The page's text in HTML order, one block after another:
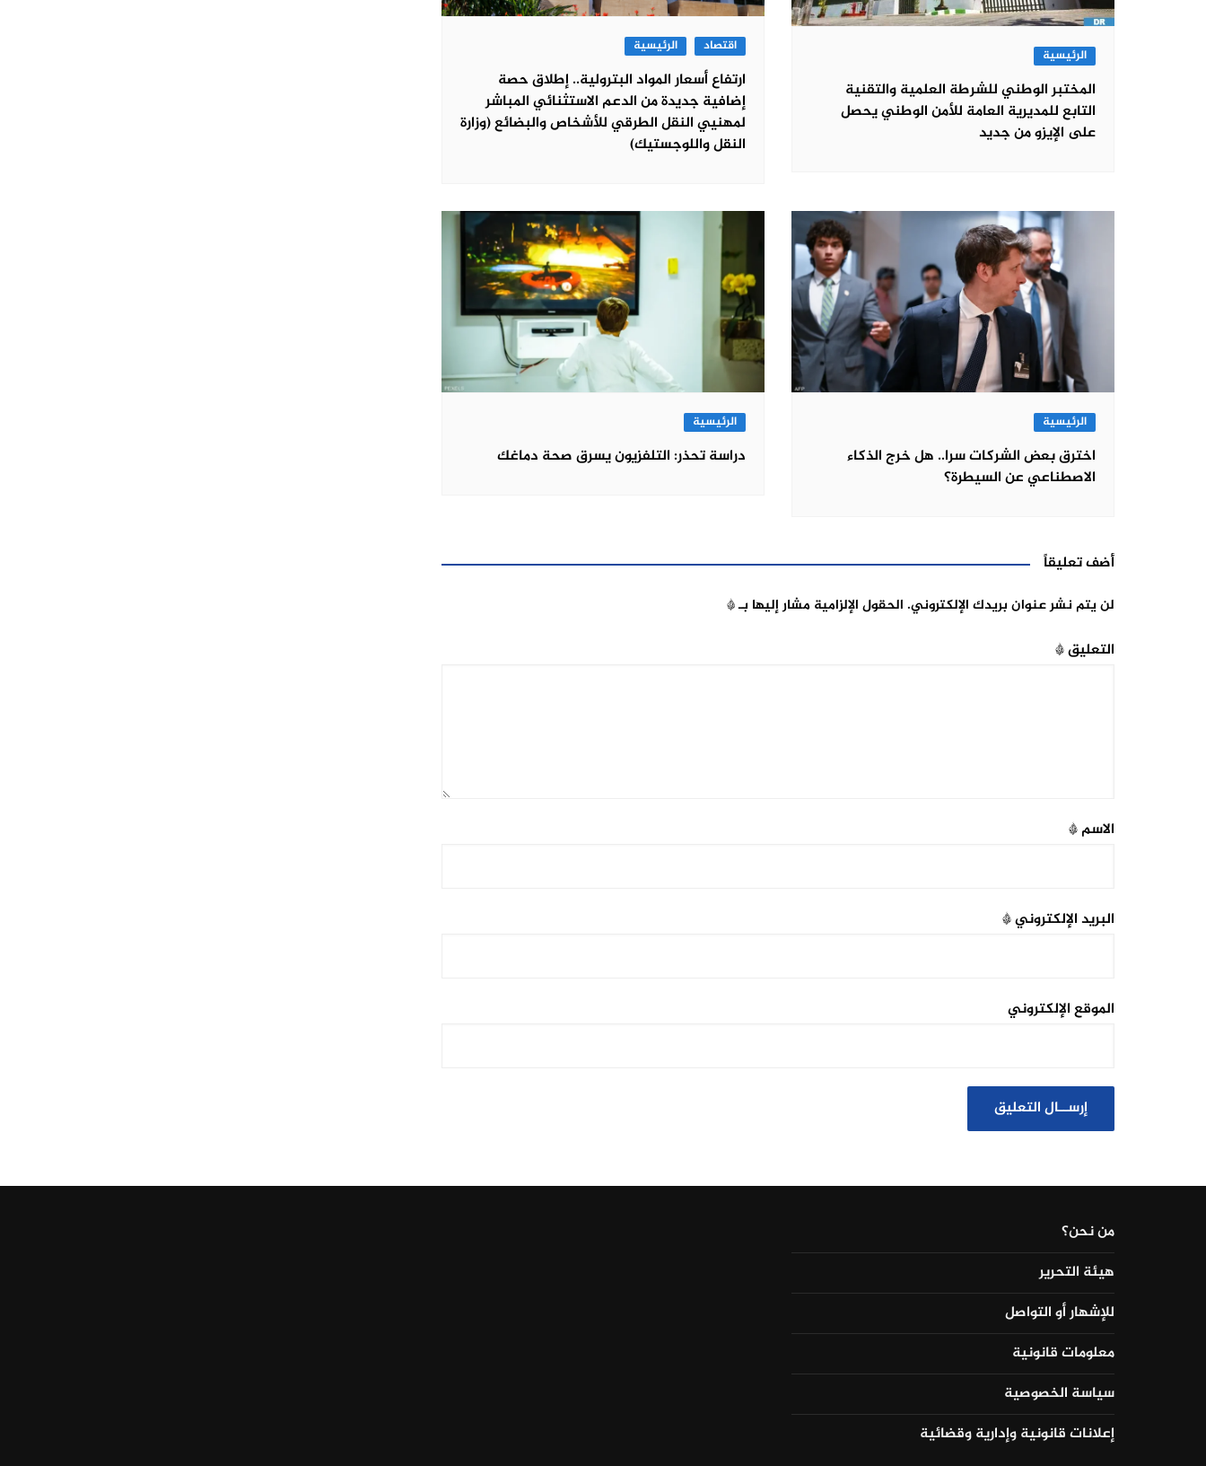
الرئيسية
المختبر الوطني للشرطة العلمية والتقنية
التابع للمديرية العامة للأمن الوطني يحصل
على الإيزو من جديد
اقتصاد الرئيسية
ارتفاع أسعار المواد البترولية.. إطلاق حصة
إضافية جديدة من الدعم الاستثنائي المباشر
لمهنيي النقل الطرقي للأشخاص والبضائع (وزارة
النقل واللوجستيك)
الرئيسية
اخترق بعض الشركات سرا.. هل خرج الذكاء
الاصطناعي عن السيطرة؟
الرئيسية
دراسة تحذر: التلفزيون يسرق صحة دماغك
أضف تعليقاً
لن يتم نشر عنوان بريدك الإلكتروني. الحقول الإلزامية مشار إليها بـ*
التعليق*
الاسم*
البريد الإلكتروني*
الموقع الإلكتروني
من نحن؟
هيئة التحرير
للإشهار أو التواصل
معلومات قانونية
سياسة الخصوصية
إعلانات قانونية وإدارية وقضائية